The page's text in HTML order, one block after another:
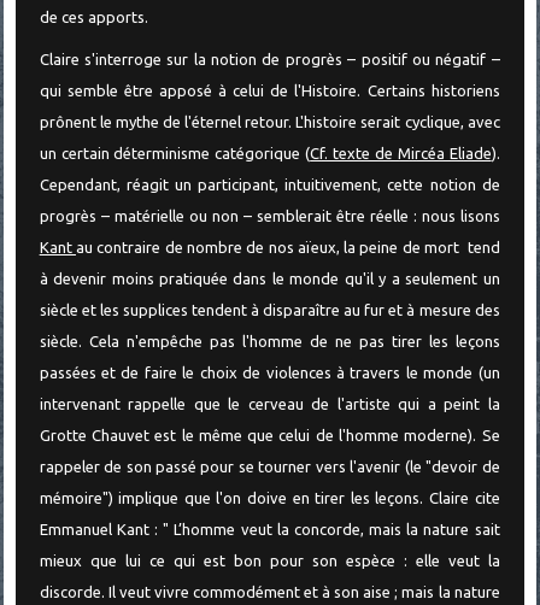
de ces apports.
Claire s'interroge sur la notion de progrès – positif ou négatif –
qui semble être apposé à celui de l'Histoire. Certains historiens
prônent le mythe de l'éternel retour. L'histoire serait cyclique, avec
un certain déterminisme catégorique (Cf. texte de Mircéa Eliade).
Cependant, réagit un participant, intuitivement, cette notion de
progrès – matérielle ou non – semblerait être réelle : nous lisons
Kant au contraire de nombre de nos aïeux, la peine de mort tend
à devenir moins pratiquée dans le monde qu'il y a seulement un
siècle et les supplices tendent à disparaître au fur et à mesure des
siècle. Cela n'empêche pas l'homme de ne pas tirer les leçons
passées et de faire le choix de violences à travers le monde (un
intervenant rappelle que le cerveau de l'artiste qui a peint la
Grotte Chauvet est le même que celui de l'homme moderne). Se
rappeler de son passé pour se tourner vers l'avenir (le "devoir de
mémoire") implique que l'on doive en tirer les leçons. Claire cite
Emmanuel Kant : " L’homme veut la concorde, mais la nature sait
mieux que lui ce qui est bon pour son espèce : elle veut la
discorde. Il veut vivre commodément et à son aise ; mais la nature